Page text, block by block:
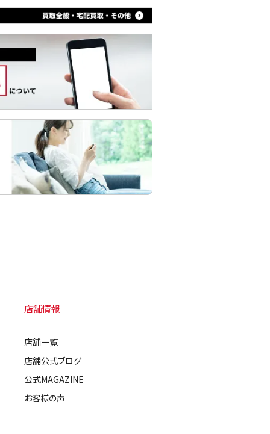
店舗情報
店舗一覧
店舗公式ブログ
公式MAGAZINE
お客様の声